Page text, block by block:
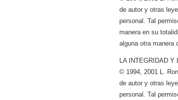
de autor y otras
personal. Tal
manera en su
alguna otra manera
LA INTEGRIDAD Y
© 1994, 2001 L.
de autor y otras
personal. Tal